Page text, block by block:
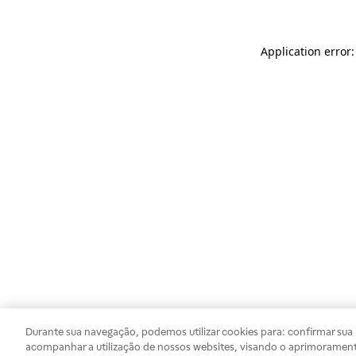
Application
Durante sua navegação, podemos utilizar cookies para: confirmar
acompanhar a utilização de nossos websites, visando o